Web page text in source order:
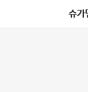
슈가